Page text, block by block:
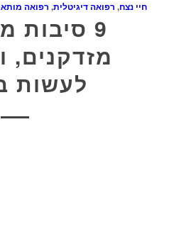
חיי נצח, רפואה דיגיטלית, רפואה
9 סיבות
מזדקנים,
לעשות